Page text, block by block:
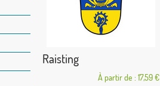
Raisting
À partir de : 17,59 €